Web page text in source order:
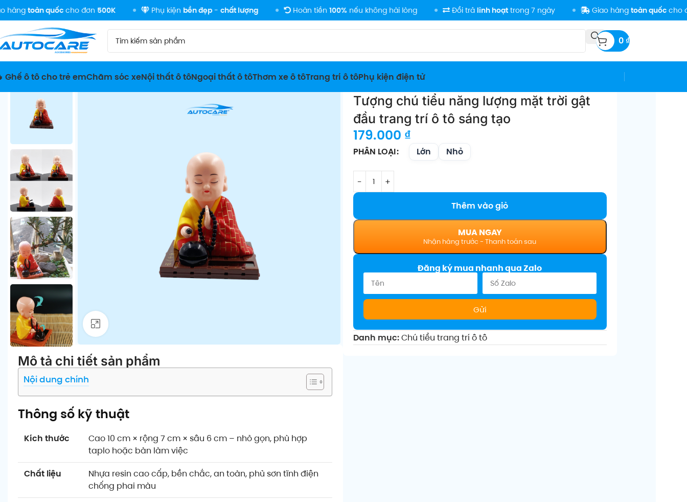
quốccho đơn500K Phụ kiệnbền đẹp-chất lượng Hoàn tiền100%nếu không hài lòng Đổi trảlinh hoạttrong 7 ngày Giao hàng toàn quốccho đơn500K
0 ₫
Ghế ô tô cho trẻ emChăm sóc xeNội thất ô tôNgoại thất ô tôThơm xe ô tôTrang trí ô tôPhụ kiện điện tử
Mô tả chi tiết sản phẩm
Nội dung chính
Thông số kỹ thuật
Kích thước
Cao 10 cm × rộng 7 cm × sâu 6 cm – nhỏ gọn, phù hợp
taplo hoặc bàn làm việc
Chất liệu
Nhựa resin cao cấp, bền chắc, an toàn, phủ sơn tĩnh điện
chống phai màu
Tượng chú tiểu năng lượng mặt trời gật
đầu trang trí ô tô sáng tạo
179.000 ₫
PHÂN LOẠI Lớn Nhỏ
Thêm vào giỏ
MUA NGAY
Đăng ký mua nhanh qua Zalo
Gửi
Danh mục:Chú tiểu trang trí ô tô